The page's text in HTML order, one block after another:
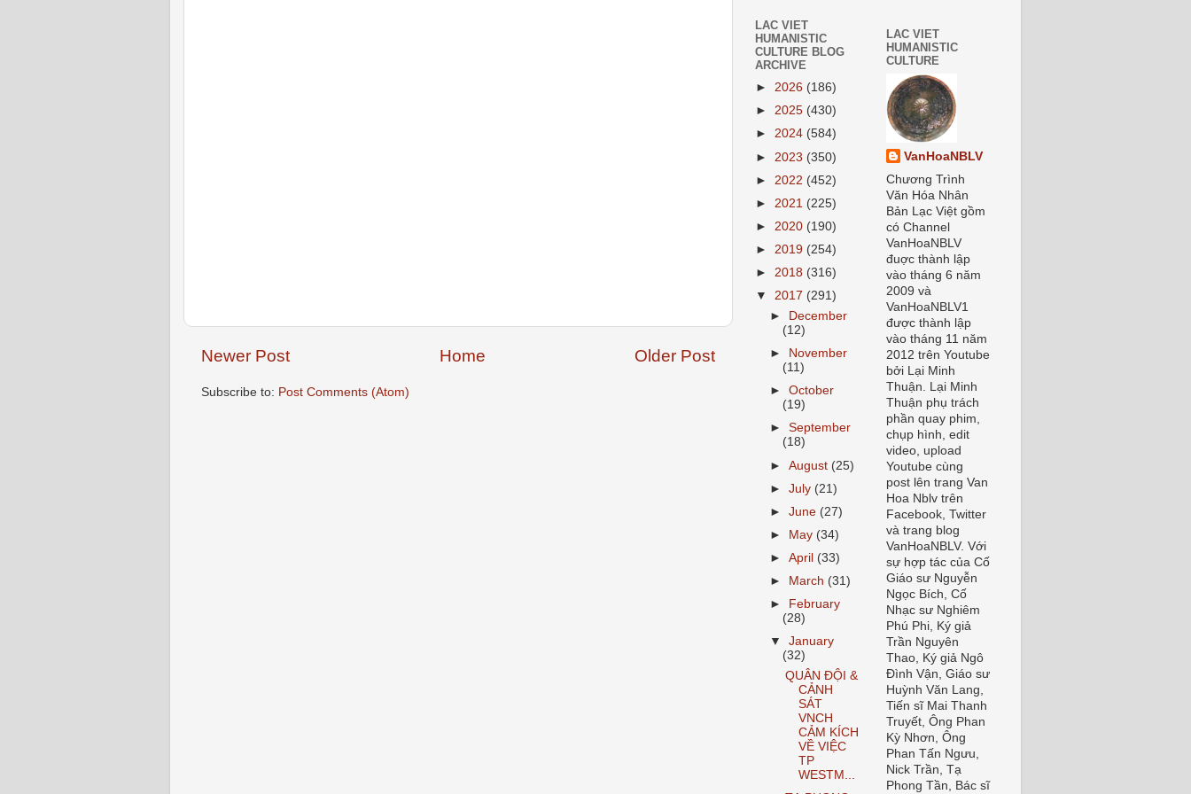
Newer Post Older Post
Home
Subscribe to: Post Comments (Atom)
LAC VIET
HUMANISTIC
CULTURE BLOG
ARCHIVE
► 2026 (186)
► 2025 (430)
► 2024 (584)
► 2023 (350)
► 2022 (452)
► 2021 (225)
► 2020 (190)
► 2019 (254)
► 2018 (316)
▼ 2017 (291)
►
December
(12)
►
November
(11)
►October
(19)
►September
(18)
►August (25)
►July (21)
►June (27)
►
May (34)
►April (33)
►
March (31)
►
February
(28)
▼January
(32)
QUÂN ĐỘI &
CẢNH
SÁT
VNCH
CẢM KÍCH
VỀ VIỆC
TP
WESTM...
LAC VIET
HUMANISTIC
CULTURE
VanHoaNBLV
Chương Trình
Văn Hóa Nhân
Bản Lạc Việt gồm
có Channel
VanHoaNBLV
đuợc thành lập
vào tháng 6 năm
2009 và
VanHoaNBLV1
được thành lập
vào tháng 11 năm
2012 trên Youtube
bởi Lại Minh
Thuận. Lại Minh
Thuận phụ trách
phần quay phim,
chụp hình, edit
video, upload
Youtube cùng
post lên trang Van
Hoa Nblv trên
Facebook, Twitter
và trang blog
VanHoaNBLV. Với
sự hợp tác của Cố
Giáo sư Nguyễn
Ngọc Bích, Cố
Nhạc sư Nghiêm
Phú Phi, Ký giả
Trần Nguyên
Thao, Ký giả Ngô
Đình Vận, Giáo sư
Huỳnh Văn Lang,
Tiến sĩ Mai Thanh
Truyết, Ông Phan
Kỳ Nhơn, Ông
Phan Tấn Ngưu,
Nick Trần, Tạ
Phong Tần, Bác sĩ